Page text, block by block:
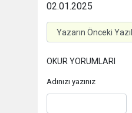
02.01.2025
OKUR YORUMLARI
Adınızı yazınız